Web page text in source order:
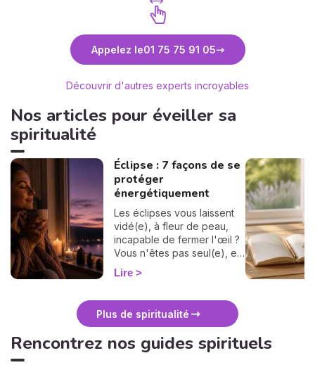
Découvrez Quentin Duroy
Appelez le01 75 75 91 05
Découvrir d'autres experts incroyables
Nos articles pour éveiller sa
spiritualité
Éclipse : 7 façons de se
protéger
énergétiquement
Les éclipses vous laissent
vidé(e), à fleur de peau,
incapable de fermer l'œil ?
Vous n'êtes pas seul(e), et
surtout : ça se traverse en
douceur. Voici 7 gestes
énergétiquement et
intérieur. 🛡️🌒
Lire
Plus de spiritualité
Rencontrez nos guides spirituels